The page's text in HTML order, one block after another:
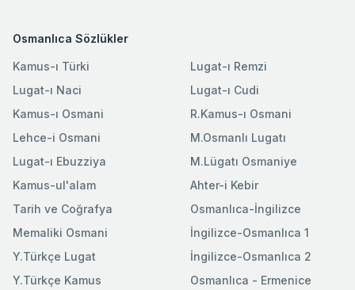
Osmanlıca Sözlükler
Kamus-ı Türki
Lugat-ı Naci
Kamus-ı Osmani
Lehce-i Osmani
Lugat-ı Ebuzziya
Lugat-ı Remzi
Lugat-ı Cudi
R.Kamus-ı Osmani
M.Osmanlı Lugatı
M.Lügatı Osmaniye
Kamus-ul'alam
Tarih ve Coğrafya
Memaliki Osmani
Y.Türkçe Lugat
Y.Türkçe Kamus
Ahter-i Kebir
Osmanlıca-İngilizce
İngilizce-Osmanlıca 1
İngilizce-Osmanlıca 2
Osmanlıca - Ermenice